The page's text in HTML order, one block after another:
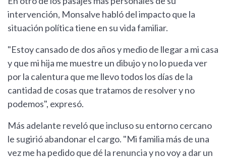
intervención, Monsalve habló del impacto que la
situación política tiene en su vida familiar.
"Estoy cansado de dos años y medio de llegar a mi casa
y que mi hija me muestre un dibujo y no lo pueda ver
por la calentura que me llevo todos los días de la
cantidad de cosas que tratamos de resolver y no
podemos", expresó.
Más adelante reveló que incluso su entorno cercano
le sugirió abandonar el cargo. "Mi familia más de una
vez me ha pedido que dé la renuncia y no voy a dar un